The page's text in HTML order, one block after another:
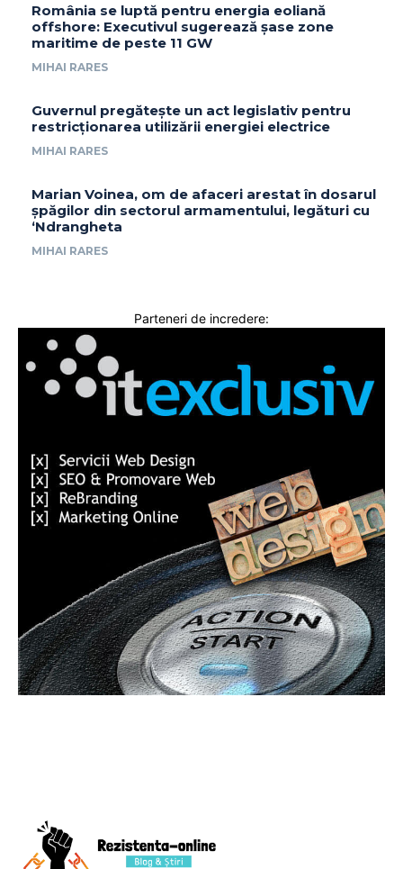
România se luptă pentru energia eoliană
offshore: Executivul sugerează șase zone
maritime de peste 11 GW
MIHAI RARES
Guvernul pregătește un act legislativ pentru
restricționarea utilizării energiei electrice
MIHAI RARES
Marian Voinea, om de afaceri arestat în dosarul
șpăgilor din sectorul armamentului, legături cu
‘Ndrangheta
MIHAI RARES
Parteneri de incredere: